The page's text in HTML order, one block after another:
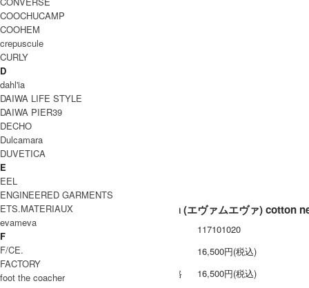
ブランド名
商品名
型番
素材
生産国
洗濯表記
evameva (エヴァムエヴァ) cotton
117101020
16,500円(税込)
販売価格
16,500円(税込)
COOCHUCAMP
COOHEM
crepuscule
CURLY
D
dahl'ia
DAIWA LIFE STYLE
DAIWA PIER39
DECHO
Dulcamara
DUVETICA
E
EEL
ENGINEERED GARMENTS
ETS.MATERIAUX
evameva
F
F/CE.
FACTORY
foot the coacher